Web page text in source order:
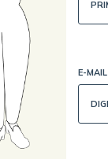
E-MAIL